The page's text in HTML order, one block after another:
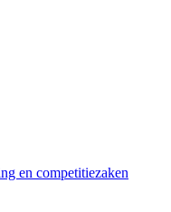
en competitiezaken